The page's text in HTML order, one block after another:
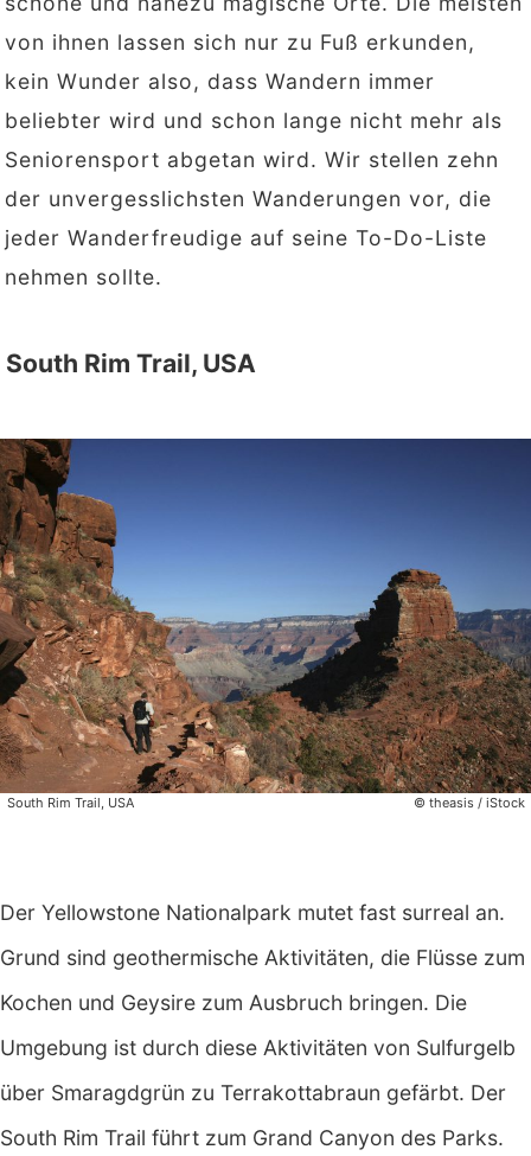
von ihnen lassen sich nur zu Fuß erkunden,
kein Wunder also, dass Wandern immer
beliebter wird und schon lange nicht mehr als
Seniorensport abgetan wird. Wir stellen zehn
der unvergesslichsten Wanderungen vor, die
jeder Wanderfreudige auf seine To-Do-Liste
nehmen sollte.
South Rim Trail, USA
South Rim Trail, USA © theasis / iStock
Der Yellowstone Nationalpark mutet fast surreal an.
Grund sind geothermische Aktivitäten, die Flüsse zum
Kochen und Geysire zum Ausbruch bringen. Die
Umgebung ist durch diese Aktivitäten von Sulfurgelb
über Smaragdgrün zu Terrakottabraun gefärbt. Der
South Rim Trail führt zum Grand Canyon des Parks.